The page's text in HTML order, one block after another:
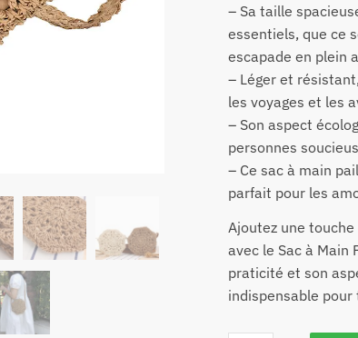
– Sa taille
essentiels, que ce
escapade en plein
– Léger et
les voyages et les
– Son aspect
personnes
– Ce sac à main
parfait pour les
Ajoutez une
avec le Sac à Main
praticité et son
indispensable